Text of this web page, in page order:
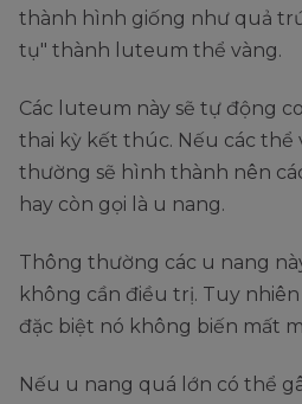
thành hình giống như quả
tụ" thành luteum thể vàng.
Các luteum này sẽ tự động
thai kỳ kết thúc. Nếu các thể
thường sẽ hình thành nên
hay còn gọi là u nang.
Thông thường các u nang
không cần điều trị. Tuy
đặc biệt nó không biến mất
Nếu u nang quá lớn có thể